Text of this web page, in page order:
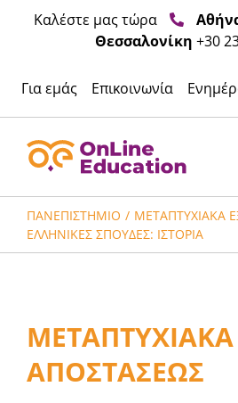
ΜετάβασηΚαλέστε μας τώρα
Θεσσαλονίκη +30
Για εμάς Επικοινωνία
ΠΑΝΕΠΙΣΤΉΜΙΟ
ΜΕΤΑΠΤΥΧΙΑΚΆ
ΕΛΛΗΝΙΚΈΣ ΣΠΟΥΔΈΣ: ΙΣΤΟΡΊΑ
ΜΕΤΑΠΤΥΧΙΑΚΑ
ΑΠΟΣΤΑΣΕΩΣ